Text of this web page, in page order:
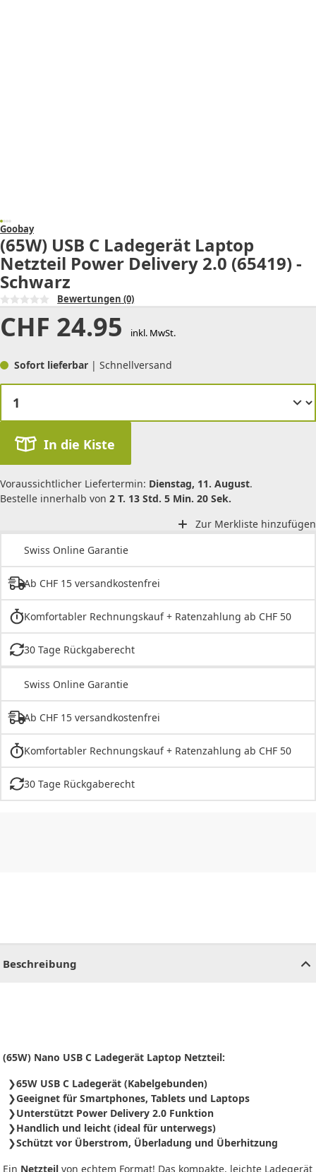
Goobay
(65W) USB C Ladegerät Laptop
Netzteil Power Delivery 2.0 (65419) -
Schwarz
Bewertungen (0)
CHF 24.95 inkl. MwSt.
Sofort lieferbar | Schnellversand
In die Kiste
Voraussichtlicher Liefertermin: Dienstag, 11. August.
Bestelle innerhalb von 2 T. 13 Std. 5 Min. 20 Sek.
Zur Merkliste hinzufügen
Swiss Online Garantie
Ab CHF 15 versandkostenfrei
Komfortabler Rechnungskauf + Ratenzahlung ab CHF 50
30 Tage Rückgaberecht
Swiss Online Garantie
Ab CHF 15 versandkostenfrei
Komfortabler Rechnungskauf + Ratenzahlung ab CHF 50
30 Tage Rückgaberecht
Beschreibung
(65W) Nano USB C Ladegerät Laptop Netzteil:
65W USB C Ladegerät (Kabelgebunden)
Geeignet für Smartphones, Tablets und Laptops
Unterstützt Power Delivery 2.0 Funktion
Handlich und leicht (ideal für unterwegs)
Schützt vor Überstrom, Überladung und Überhitzung
Ein Netzteil von echtem Format! Das kompakte, leichte Ladegerät